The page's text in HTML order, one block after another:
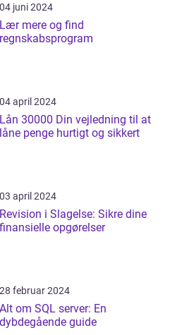
04 juni 2024
Lær mere og find
regnskabsprogram
04 april 2024
Lån 30000 Din vejledning til at
låne penge hurtigt og sikkert
03 april 2024
Revision i Slagelse: Sikre dine
finansielle opgørelser
28 februar 2024
Alt om SQL server: En
dybdegående guide